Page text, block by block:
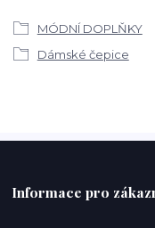
MÓDNÍ DOPLŇKY
Dámské čepice
Informace pro